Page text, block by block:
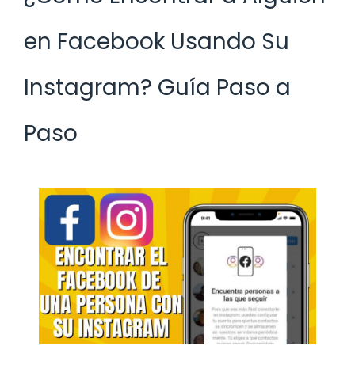
en Facebook Usando Su
Instagram? Guía Paso a
Paso